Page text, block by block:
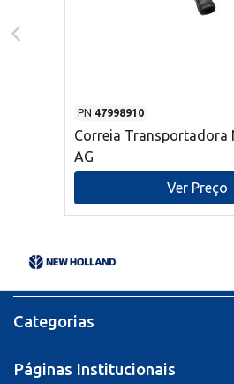
PN 47998910
Correia Transportadora
AG
Ver Preço
Categorias
Páginas Institucionais